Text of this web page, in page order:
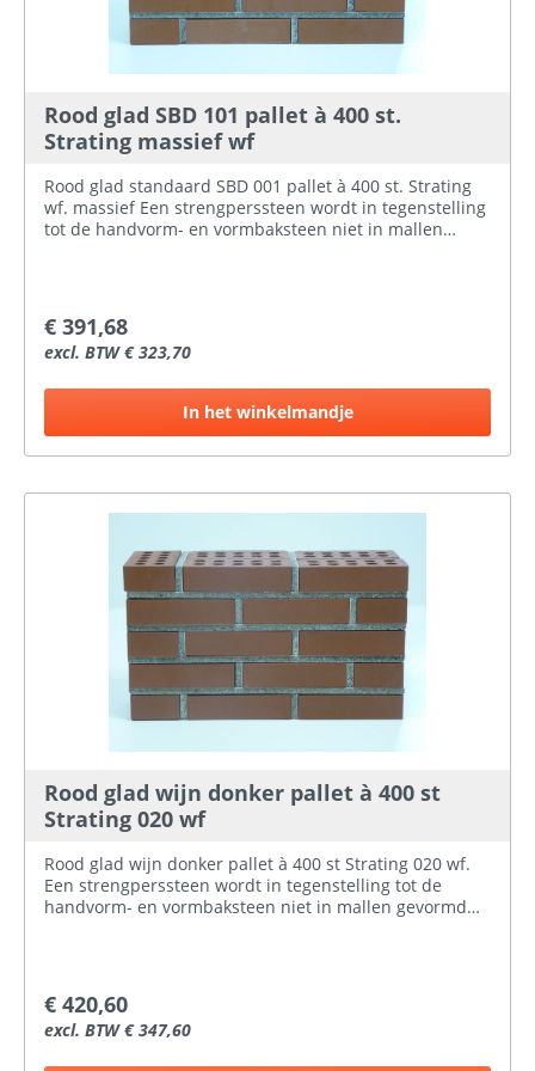
Rood glad SBD 101 pallet à 400 st.
Strating massief wf
Rood glad standaard SBD 001 pallet à 400 st. Strating
wf. massief Een strengperssteen wordt in tegenstelling
tot de handvorm- en vormbaksteen niet in mallen
worden de stroken klei op de dikte van de steen
afgesneden. Doordat dit een doorlopend proces is, is
een snelle productie mogelijk. De strengperssteen kan
middel van stempelrollen worden voorzien van een
structuur of tekening.
€ 391,68
excl. BTW € 323,70
In het winkelmandje
Rood glad wijn donker pallet à 400 st
Strating 020 wf
Rood glad wijn donker pallet à 400 st Strating 020 wf.
Een strengperssteen wordt in tegenstelling tot de
handvorm- en vormbaksteen niet in mallen gevormd
stroken klei op de dikte van de steen afgesneden.
Doordat dit een doorlopend proces is, is een snelle
productie mogelijk. De strengperssteen kan een strakke
€ 420,60
excl. BTW € 347,60